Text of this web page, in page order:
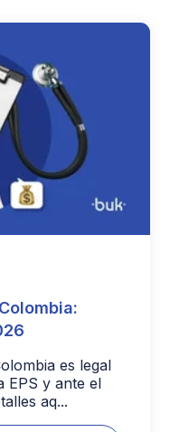
es legal
EPS y ante el
aq...